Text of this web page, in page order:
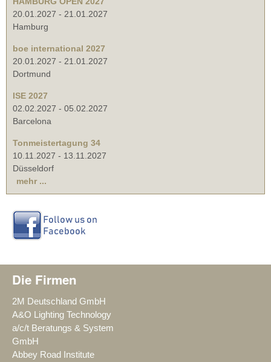
20.01.2027 - 21.01.2027
Hamburg
boe international 2027
20.01.2027 - 21.01.2027
Dortmund
ISE 2027
02.02.2027 - 05.02.2027
Barcelona
Tonmeistertagung 34
10.11.2027 - 13.11.2027
Düsseldorf
mehr ...
Die Firmen
2M Deutschland GmbH
A&O Lighting Technology
a/c/t Beratungs & System
GmbH
Abbey Road Institute